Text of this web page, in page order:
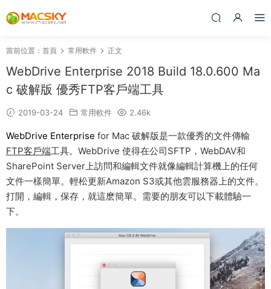
當前位置： 首頁 常用軟件 正文
WebDrive Enterprise 2018 Build 18.0.600 Ma
c 破解版 優秀FTP客戶端工具
2019-03-24 常用軟件 2.46k
WebDrive Enterprise for Mac 破解版是一款優秀的文件傳輸
FTP客戶端工具。WebDrive 使得在公司SFTP，WebDAV和
SharePoint Server上訪問和編輯文件就像編輯計算機上的任何
文件一樣簡單。輕松更新Amazon S3或其他雲服務器上的文件。
打開，編輯，保存，就這麽簡單。需要的朋友可以下載體驗一
下。